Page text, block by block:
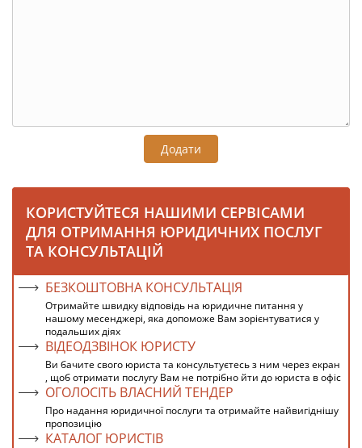
Додати
КОРИСТУЙТЕСЯ НАШИМИ СЕРВІСАМИ
ДЛЯ ОТРИМАННЯ ЮРИДИЧНИХ ПОСЛУГ
ТА КОНСУЛЬТАЦІЙ
БЕЗКОШТОВНА КОНСУЛЬТАЦІЯ
Отримайте швидку відповідь на юридичне питання у
нашому месенджері, яка допоможе Вам зорієнтуватися у
подальших діях
ВІДЕОДЗВІНОК ЮРИСТУ
Ви бачите свого юриста та консультуєтесь з ним через екран
, щоб отримати послугу Вам не потрібно йти до юриста в офіс
ОГОЛОСІТЬ ВЛАСНИЙ ТЕНДЕР
Про надання юридичної послуги та отримайте найвигіднішу
пропозицію
КАТАЛОГ ЮРИСТІВ